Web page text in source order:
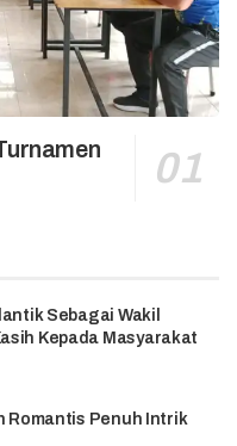
Sebagai Wakil
Kepada Masyarakat
Romantis Penuh Intrik